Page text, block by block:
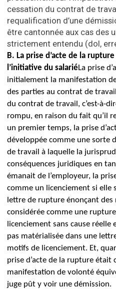
cessation du contrat de
requalification d’une
être cantonnée aux cas des
strictement entendu (dol,
B. La prise d’acte de la
l’initiative du salariéLa prise
initialement la manifestation
des parties au contrat de
du contrat de travail, c’est-à-
rompu, en raison du fait qu’il
un premier temps, la prise
développée comme une sorte
de travail à laquelle la
conséquences juridiques en
émanait de l’employeur, la
comme un licenciement si elle
lettre de rupture énonçant
considérée comme une
licenciement sans cause réelle
pas matérialisée dans une
motifs de licenciement. Et,
prise d’acte de la rupture était
manifestation de volonté
juge pût y voir une démission.